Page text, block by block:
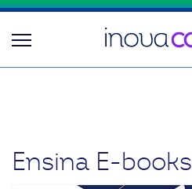
Ensina E-books